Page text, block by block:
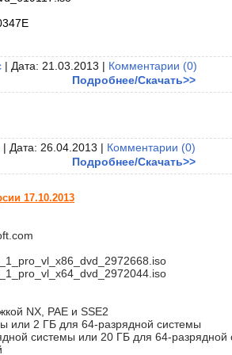
| Дата: 21.03.2013 | Комментарии (0)
Подробнее/Скачать>>
| Дата: 26.04.2013 | Комментарии (0)
Подробнее/Скачать>>
17.10.2013
NX, PAE и SSE2
или 2 ГБ для 64-разрядной системы
системы или 20 ГБ для 64-разрядной